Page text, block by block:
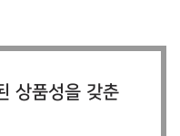
상품성을 갖춘